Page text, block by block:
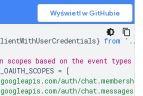
Wyświetl w GitHubie
} from './
based on the event types
= [
auth/
auth/